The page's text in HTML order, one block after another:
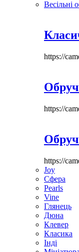
Весільні
https://
https://
https://
Joy
Сфера
Pearls
Vine
Глянець
Дюна
Клевер
Класика
Інді